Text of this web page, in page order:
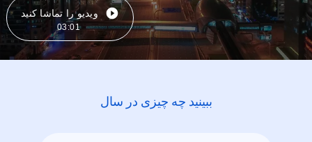
ویدیو را تماشا کنید
03:01
ببینید چه چیزی در سال